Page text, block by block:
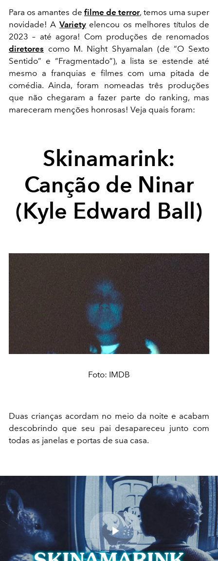
Para os amantes de filme de terror, temos uma super
novidade! A Varietyelencou os melhores títulos de
2023 – até agora! Com produções de renomados
diretores como M. Night Shyamalan (de “O Sexto
Sentido” e “Fragmentado”), a lista se estende até
mesmo a franquias e filmes com uma pitada de
comédia. Ainda, foram nomeadas três produções
que não chegaram a fazer parte do ranking, mas
mareceram menções honrosas! Veja quais foram:
Skinamarink:
Canção de Ninar
(Kyle Edward Ball)
Foto: IMDB
Duas crianças acordam no meio da noite e acabam
descobrindo que seu pai desapareceu junto com
todas as janelas e portas de sua casa.
Play